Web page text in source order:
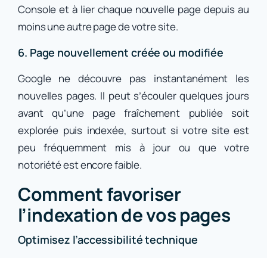
Console et à lier chaque nouvelle page depuis au
moins une autre page de votre site.
6. Page nouvellement créée ou modifiée
Google ne découvre pas instantanément les
nouvelles pages. Il peut s’écouler quelques jours
avant qu’une page fraîchement publiée soit
explorée puis indexée, surtout si votre site est
peu fréquemment mis à jour ou que votre
notoriété est encore faible.
Comment favoriser
l’indexation de vos pages
Optimisez l’accessibilité technique